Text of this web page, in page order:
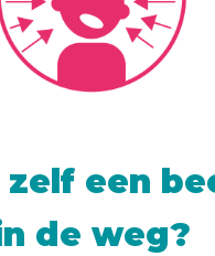
een
de weg?